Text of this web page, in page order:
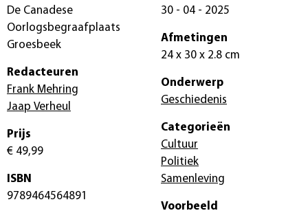
De Canadese
Oorlogsbegraafplaats
Groesbeek
Redacteuren
Frank Mehring
Jaap Verheul
Prijs
€ 49,99
ISBN
9789464564891
30 - 04 - 2025
Afmetingen
24 x 30 x 2.8 cm
Onderwerp
Geschiedenis
Categorieën
Cultuur
Politiek
Samenleving
Voorbeeld